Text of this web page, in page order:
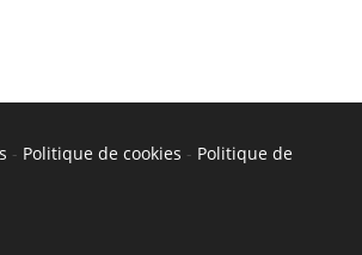
- Politique de cookies - Politique de